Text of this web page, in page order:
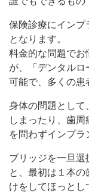
保険診療にインプ
となります。
料金的な問題でお
が、「デンタルロ
可能で、多くの患
身体の問題として
しまったり、歯
を問わずインプラ
ブリッジを一旦選
と、最初は１本
けをしてほっとし